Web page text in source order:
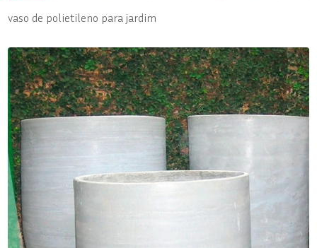
vaso de polietileno para jardim